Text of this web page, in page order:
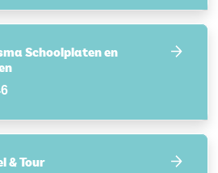
Schoolplaten en
& Tour